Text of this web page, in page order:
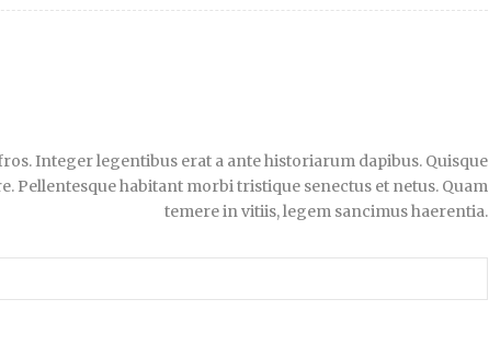
Integer legentibus erat a ante historiarum dapibus. Quisque
Pellentesque habitant morbi tristique senectus et netus. Quam
temere in vitiis, legem sancimus haerentia.